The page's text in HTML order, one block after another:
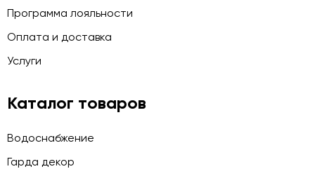
Программа лояльности
Оплата и доставка
Услуги
Каталог товаров
Водоснабжение
Гарда декор